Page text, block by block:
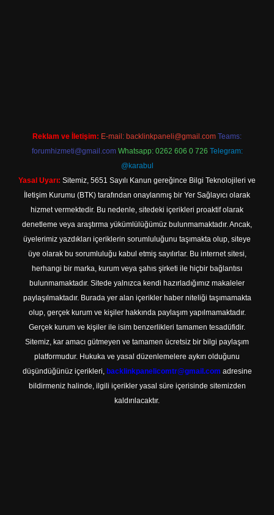
Reklam ve İletişim: E-mail: backlinkpaneli@gmail.com Teams:
forumhizmeti@gmail.com Whatsapp: 0262 606 0 726 Telegram:
@karabul
Yasal Uyarı: Sitemiz, 5651 Sayılı Kanun gereğince Bilgi Teknolojileri ve
İletişim Kurumu (BTK) tarafından onaylanmış bir Yer Sağlayıcı olarak
hizmet vermektedir. Bu nedenle, sitedeki içerikleri proaktif olarak
denetleme veya araştırma yükümlülüğümüz bulunmamaktadır. Ancak,
üyelerimiz yazdıkları içeriklerin sorumluluğunu taşımakta olup, siteye
üye olarak bu sorumluluğu kabul etmiş sayılırlar. Bu internet sitesi,
herhangi bir marka, kurum veya şahıs şirketi ile hiçbir bağlantısı
bulunmamaktadır. Sitede yalnızca kendi hazırladığımız makaleler
paylaşılmaktadır. Burada yer alan içerikler haber niteliği taşımamakta
olup, gerçek kurum ve kişiler hakkında paylaşım yapılmamaktadır.
Gerçek kurum ve kişiler ile isim benzerlikleri tamamen tesadüfidir.
Sitemiz, kar amacı gütmeyen ve tamamen ücretsiz bir bilgi paylaşım
platformudur. Hukuka ve yasal düzenlemelere aykırı olduğunu
düşündüğünüz içerikleri, backlinkpanelicomtr@gmail.com adresine
bildirmeniz halinde, ilgili içerikler yasal süre içerisinde sitemizden
kaldırılacaktır.